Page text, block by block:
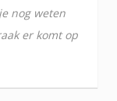
nog weten
er komt op